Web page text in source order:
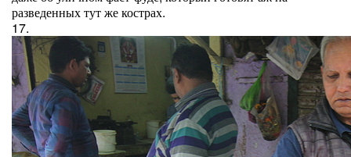
разведенных тут же кострах.
17.